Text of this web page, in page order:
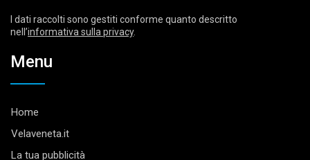
I dati raccolti sono gestiti conforme quanto descritto
nell’informativa sulla privacy.
Menu
Home
Velaveneta.it
La tua pubblicità